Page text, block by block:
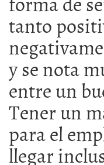
tanto
y se nota
entre un
Tener un
para el
llegar